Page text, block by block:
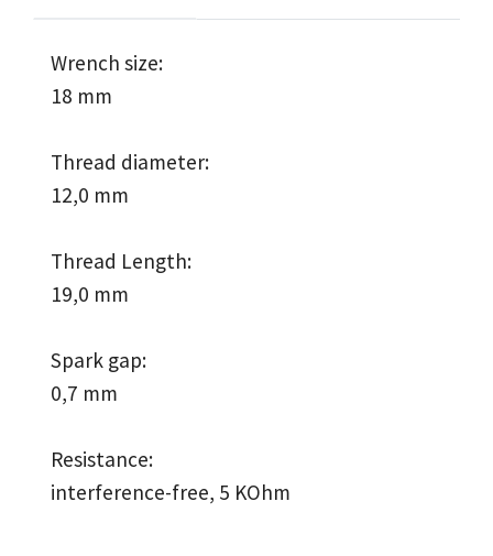
Wrench size:
18 mm
Thread diameter:
12,0 mm
Thread Length:
19,0 mm
Spark gap:
0,7 mm
Resistance:
interference-free, 5 KOhm